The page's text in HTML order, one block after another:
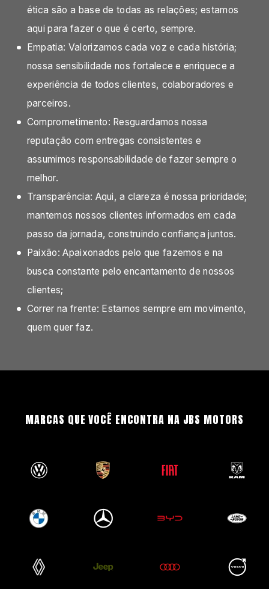
ética são a base de todas as relações; estamos
aqui para fazer o que é certo, sempre.
Empatia: Valorizamos cada voz e cada história;
nossa sensibilidade nos fortalece e enriquece a
experiência de todos clientes, colaboradores e
parceiros.
Comprometimento: Resguardamos nossa
reputação com entregas consistentes e
assumimos responsabilidade de fazer sempre o
melhor.
Transparência: Aqui, a clareza é nossa prioridade;
mantemos nossos clientes informados em cada
passo da jornada, construindo confiança juntos.
Paixão: Apaixonados pelo que fazemos e na
busca constante pelo encantamento de nossos
clientes;
Correr na frente: Estamos sempre em movimento,
quem quer faz.
MARCAS QUE VOCÊ ENCONTRA NA JBS MOTORS